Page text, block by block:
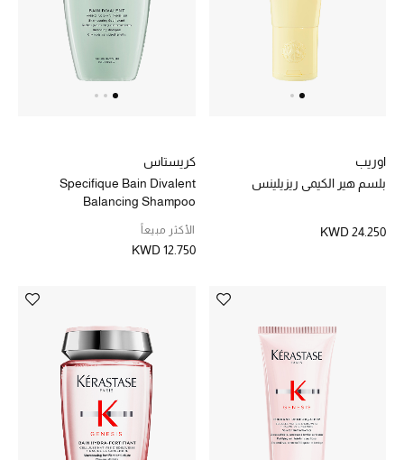
الحقائب النسائية
اوريب
بلسم هير الكيمي ريزيلينس
KWD 24.250
كريستاس
Specifique Bain Divalent
Balancing Shampoo
الأكثر مبيعاً
KWD 12.750